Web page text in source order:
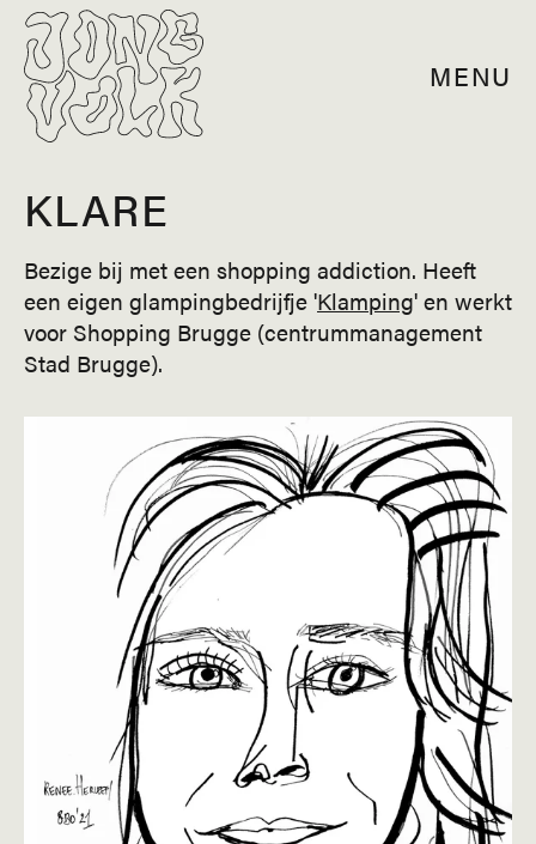
MENU
KLARE
Bezige bij met een shopping addiction. Heeft
een eigen glampingbedrijfje 'Klamping' en werkt
voor Shopping Brugge (centrummanagement
Stad Brugge).